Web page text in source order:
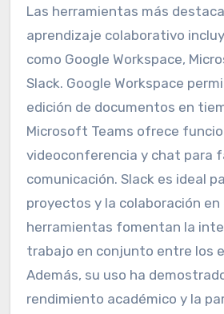
Las herramientas más
aprendizaje colaborativo
como Google Workspace,
Slack. Google Workspace
edición de documentos en
Microsoft Teams ofrece
videoconferencia y chat para
comunicación. Slack es ideal
proyectos y la colaboración en
herramientas fomentan la
trabajo en conjunto entre los
Además, su uso ha
rendimiento académico y la